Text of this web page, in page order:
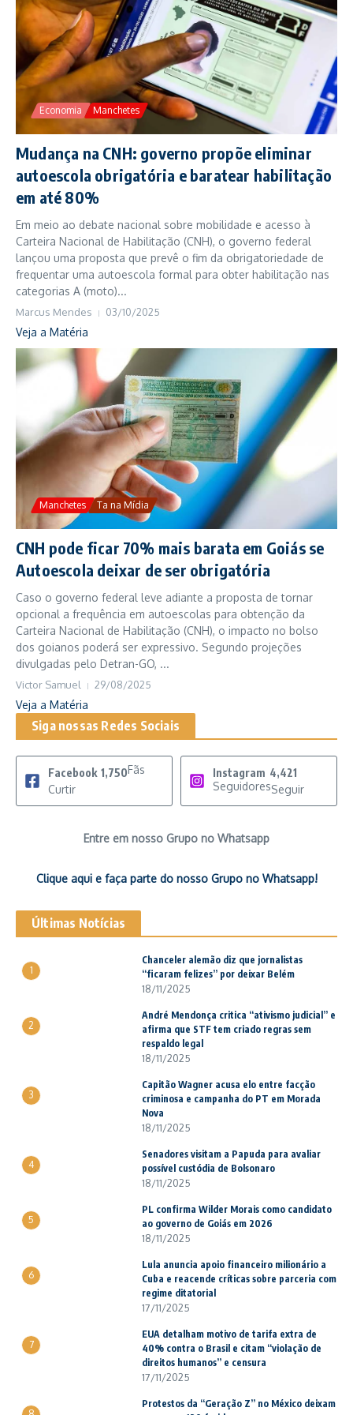
Economia Manchetes
Mudança na CNH: governo propõe eliminar
autoescola obrigatória e baratear habilitação
em até 80%
Em meio ao debate nacional sobre mobilidade e acesso à
Carteira Nacional de Habilitação (CNH), o governo federal
lançou uma proposta que prevê o fim da obrigatoriedade de
frequentar uma autoescola formal para obter habilitação nas
categorias A (moto)...
Marcus Mendes 03/10/2025
Veja a Matéria
Manchetes Ta na Mídia
CNH pode ficar 70% mais barata em Goiás se
Autoescola deixar de ser obrigatória
Caso o governo federal leve adiante a proposta de tornar
opcional a frequência em autoescolas para obtenção da
Carteira Nacional de Habilitação (CNH), o impacto no bolso
dos goianos poderá ser expressivo. Segundo projeções
divulgadas pelo Detran-GO, ...
Victor Samuel 29/08/2025
Veja a Matéria
Siga nossas Redes Sociais
Facebook 1,750Fãs
Curtir
Instagram 4,421
SeguidoresSeguir
Entre em nosso Grupo no Whatsapp
Clique aqui e faça parte do nosso Grupo no Whatsapp!
Últimas Notícias
1
Chanceler alemão diz que jornalistas
“ficaram felizes” por deixar Belém
18/11/2025
2
André Mendonça critica “ativismo judicial” e
afirma que STF tem criado regras sem
respaldo legal
18/11/2025
3
Capitão Wagner acusa elo entre facção
criminosa e campanha do PT em Morada
Nova
18/11/2025
4
Senadores visitam a Papuda para avaliar
possível custódia de Bolsonaro
18/11/2025
5
PL confirma Wilder Morais como candidato
ao governo de Goiás em 2026
18/11/2025
6
Lula anuncia apoio financeiro milionário a
Cuba e reacende críticas sobre parceria com
regime ditatorial
17/11/2025
7
EUA detalham motivo de tarifa extra de
40% contra o Brasil e citam “violação de
direitos humanos” e censura
17/11/2025
Protestos da “Geração Z” no México deixam